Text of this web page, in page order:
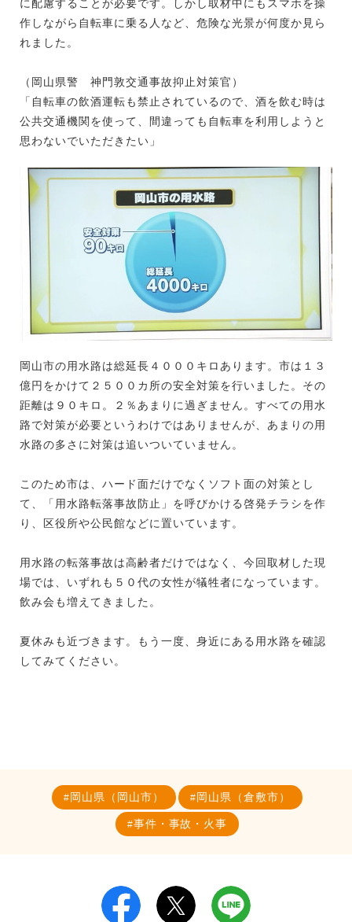
に配慮することが必要です。しかし取材中にもスマホを操
作しながら自転車に乗る人など、危険な光景が何度か見ら
れました。
（岡山県警 神門敦交通事故抑止対策官）
「自転車の飲酒運転も禁止されているので、酒を飲む時は
公共交通機関を使って、間違っても自転車を利用しようと
思わないでいただきたい」
岡山市の用水路は総延長４０００キロあります。市は１３
億円をかけて２５００カ所の安全対策を行いました。その
距離は９０キロ。２％あまりに過ぎません。すべての用水
路で対策が必要というわけではありませんが、あまりの用
水路の多さに対策は追いついていません。
このため市は、ハード面だけでなくソフト面の対策とし
て、「用水路転落事故防止」を呼びかける啓発チラシを作
り、区役所や公民館などに置いています。
用水路の転落事故は高齢者だけではなく、今回取材した現
場では、いずれも５０代の女性が犠牲者になっています。
飲み会も増えてきました。
夏休みも近づきます。もう一度、身近にある用水路を確認
してみてください。
岡山県（岡山市） 岡山県（倉敷市）
事件・事故・火事